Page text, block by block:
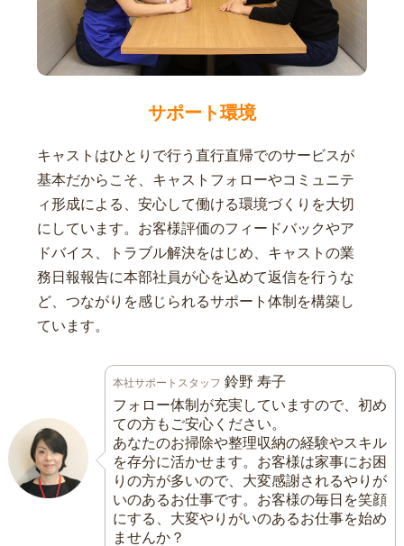
サポート環境
キャストはひとりで行う直行直帰でのサービスが
基本だからこそ、キャストフォローやコミュニテ
ィ形成による、安心して働ける環境づくりを大切
にしています。お客様評価のフィードバックやア
ドバイス、トラブル解決をはじめ、キャストの業
務日報報告に本部社員が心を込めて返信を行うな
ど、つながりを感じられるサポート体制を構築し
ています。
本社サポートスタッフ 鈴野 寿子
フォロー体制が充実していますので、初め
ての方もご安心ください。
あなたのお掃除や整理収納の経験やスキル
を存分に活かせます。お客様は家事にお困
りの方が多いので、大変感謝されるやりが
いのあるお仕事です。お客様の毎日を笑顔
にする、大変やりがいのあるお仕事を始め
ませんか？